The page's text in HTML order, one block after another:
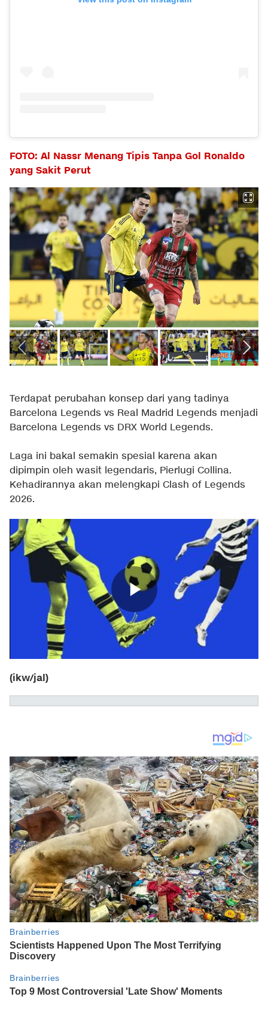
FOTO: Al Nassr Menang Tipis Tanpa Gol Ronaldo
yang Sakit Perut
Terdapat perubahan konsep dari yang tadinya
Barcelona Legends vs Real Madrid Legends menjadi
Barcelona Legends vs DRX World Legends.
Laga ini bakal semakin spesial karena akan
dipimpin oleh wasit legendaris, Pierlugi Collina.
Kehadirannya akan melengkapi Clash of Legends
2026.
(ikw/jal)